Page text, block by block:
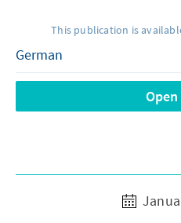
This publication is
Open